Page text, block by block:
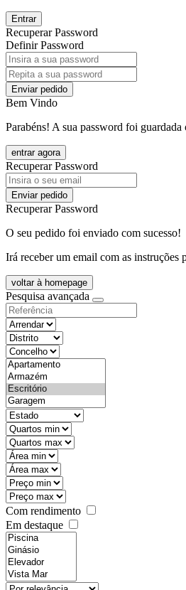
Entrar
Recuperar Password
Definir Password
Enviar pedido
Bem Vindo
Parabéns! A sua password foi
entrar agora
Recuperar Password
Enviar pedido
Recuperar Password
O seu pedido foi enviado com sucesso!
Irá receber um email com as instruções
voltar à homepage
Pesquisa avançada
objective
districtId
countyId
types
state
mintypo
maxtypo
minarea
maxarea
minprice
maxprice
Com rendimento
Em destaque
features